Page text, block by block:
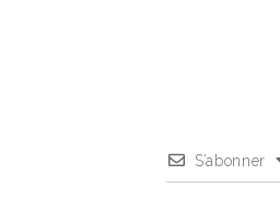
S’abonner